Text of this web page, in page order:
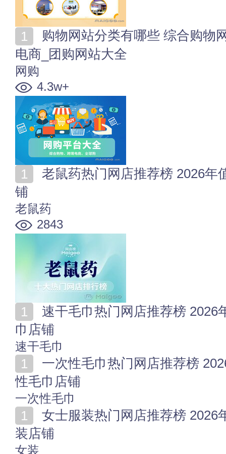
电商_团购网站大全
网购
4.3w+
铺
老鼠药
2843
巾店铺
速干毛巾
性毛巾店铺
一次性毛巾
装店铺
女装